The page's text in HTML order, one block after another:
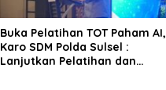
Buka Pelatihan TOT Paham AI,
Karo SDM Polda Sulsel :
Lanjutkan Pelatihan dan